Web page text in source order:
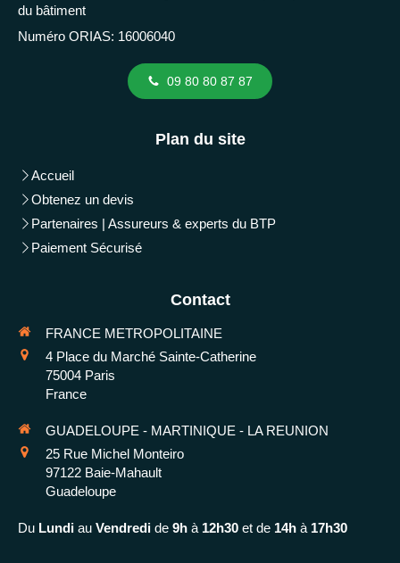
du bâtiment
Numéro ORIAS: 16006040
09 80 80 87 87
Plan du site
Accueil
Obtenez un devis
Partenaires | Assureurs & experts du BTP
Paiement Sécurisé
Contact
FRANCE METROPOLITAINE
4 Place du Marché Sainte-Catherine
75004 Paris
France
GUADELOUPE - MARTINIQUE - LA REUNION
25 Rue Michel Monteiro
97122 Baie-Mahault
Guadeloupe
Du Lundi au Vendredi de 9h à 12h30 et de 14h à 17h30